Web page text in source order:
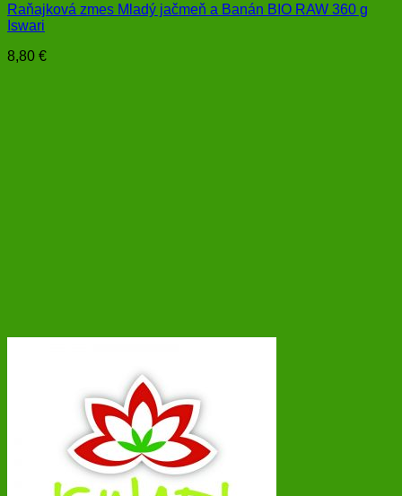
Raňajková zmes Mladý jačmeň a Banán BIO RAW 360 g
Iswari
8,80 €